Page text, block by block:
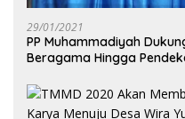
29/01/2021
PP Muhammadiyah
Beragama Hingga